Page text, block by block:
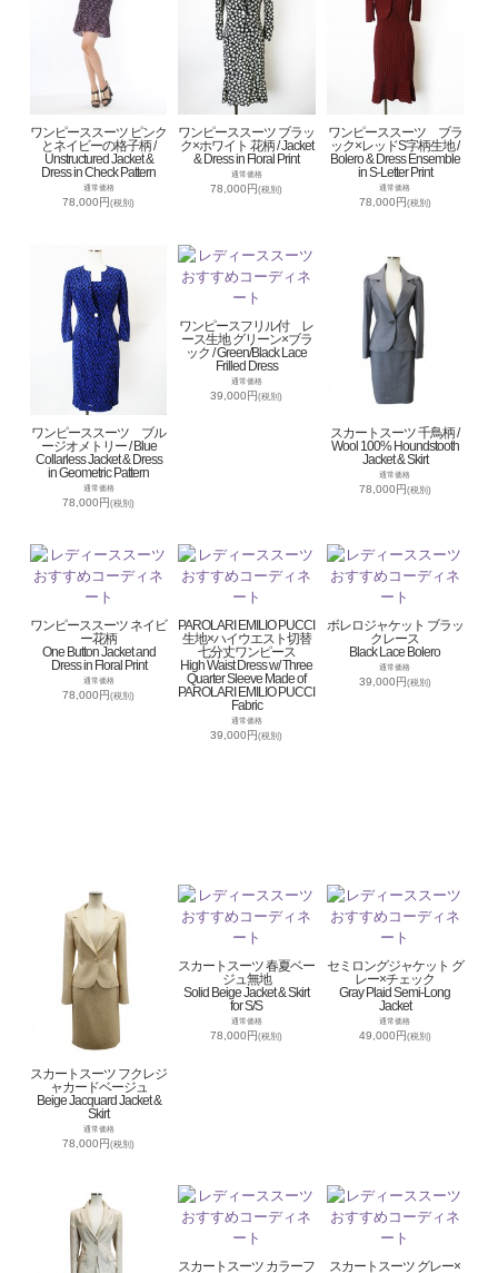
ワンピーススーツ ピンク
とネイビーの格子柄 /
Unstructured Jacket &
Dress in Check Pattern
通常価格
78,000円(税別)
ワンピーススーツ ブラッ
ク×ホワイト 花柄 / Jacket
& Dress in Floral Print
通常価格
78,000円(税別)
ワンピーススーツ ブラ
ック×レッドS字柄生地 /
Bolero & Dress Ensemble
in S-Letter Print
通常価格
78,000円(税別)
ワンピーススーツ ブル
ージオメトリー / Blue
Collarless Jacket & Dress
in Geometric Pattern
通常価格
78,000円(税別)
ワンピースフリル付 レ
ース生地 グリーン×ブラ
ック / Green/Black Lace
Frilled Dress
通常価格
39,000円(税別)
スカートスーツ 千鳥柄 /
Wool 100% Houndstooth
Jacket & Skirt
通常価格
78,000円(税別)
ワンピーススーツ ネイビ
ー花柄
One Button Jacket and
Dress in Floral Print
通常価格
78,000円(税別)
PAROLARI EMILIO PUCCI
生地×ハイウエスト切替
七分丈ワンピース
High Waist Dress w/ Three
Quarter Sleeve Made of
PAROLARI EMILIO PUCCI
Fabric
通常価格
39,000円(税別)
ボレロジャケット ブラッ
クレース
Black Lace Bolero
通常価格
39,000円(税別)
スカートスーツ フクレジ
ャカードベージュ
Beige Jacquard Jacket &
Skirt
通常価格
78,000円(税別)
スカートスーツ 春夏ベー
ジュ無地
Solid Beige Jacket & Skirt
for S/S
通常価格
78,000円(税別)
セミロングジャケット グ
レー×チェック
Gray Plaid Semi-Long
Jacket
通常価格
49,000円(税別)
スカートスーツ カラーフ
スカートスーツ グレー×